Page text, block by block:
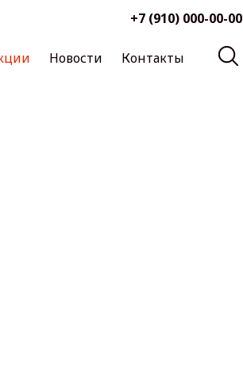
+7 (910) 000-00-00
Новости Контакты